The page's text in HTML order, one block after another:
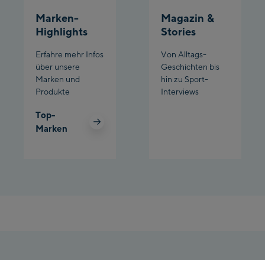
Charly Kahr
Marken-
Highlights
Erfahre mehr Infos
über unsere
Marken und
Produkte
Top-
Marken
Magazin &
Stories
Von Alltags-
Geschichten bis
hin zu Sport-
Interviews